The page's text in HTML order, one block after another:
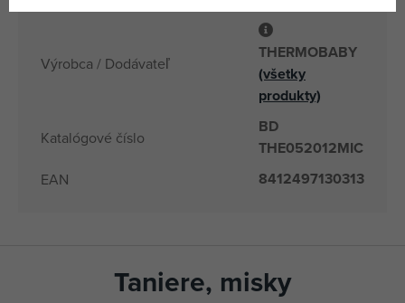
Výrobca / Dodávateľ
THERMOBABY
(všetky
produkty)
Katalógové číslo
BD
THE052012MIC
EAN 8412497130313
Taniere, misky